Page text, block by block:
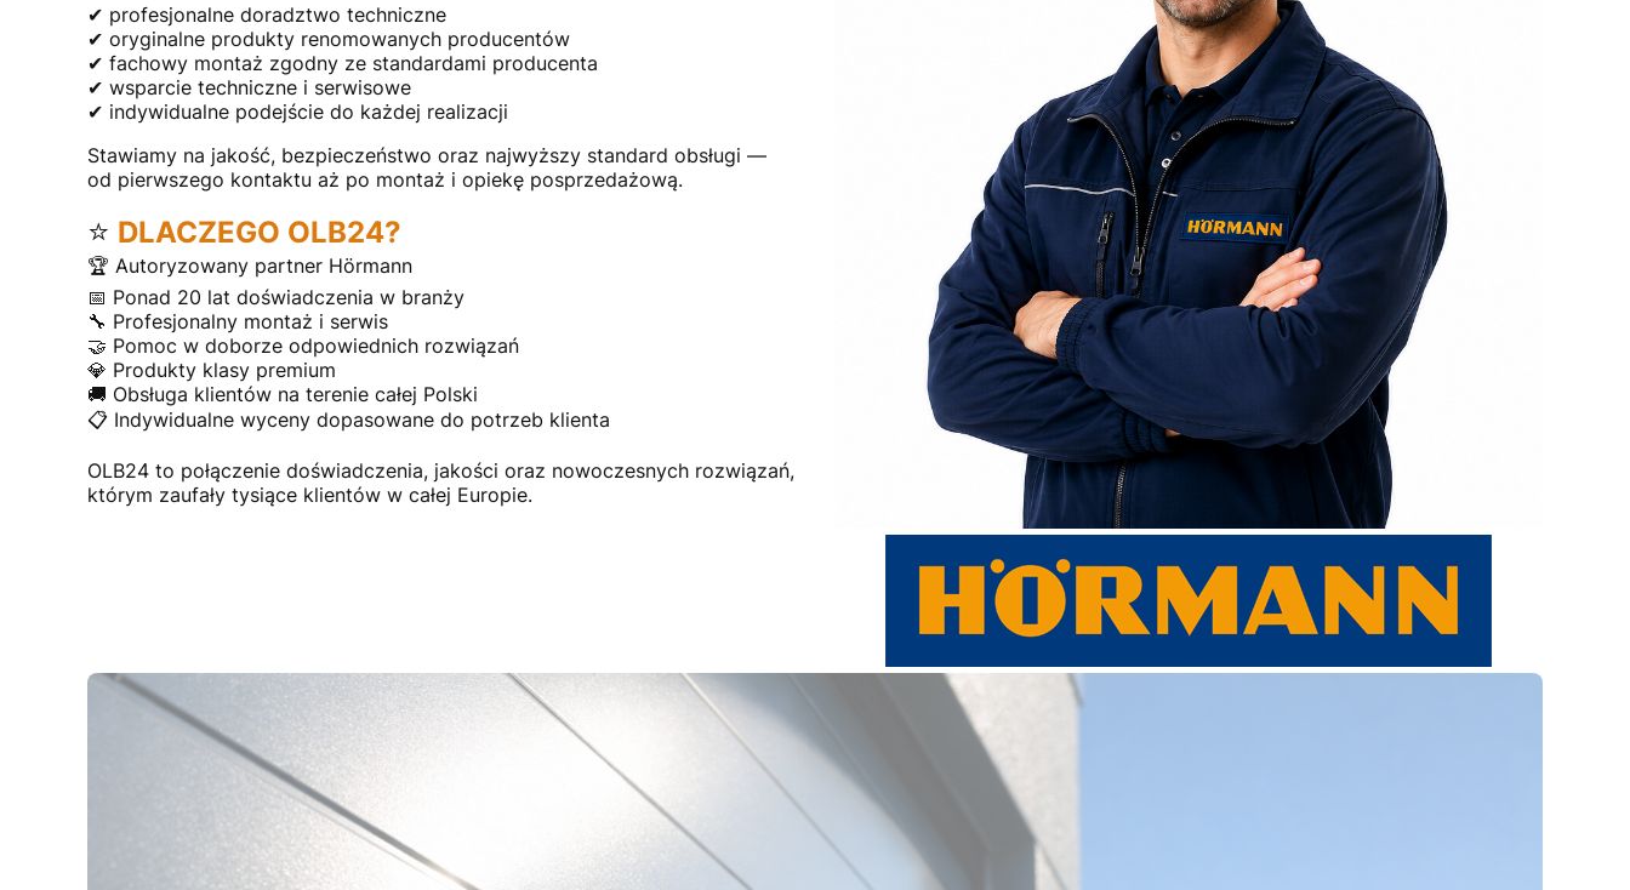
✔ profesjonalne doradztwo techniczne
✔ oryginalne produkty renomowanych producentów
✔ fachowy montaż zgodny ze standardami producenta
✔ wsparcie techniczne i serwisowe
✔ indywidualne podejście do każdej realizacji
Stawiamy na jakość, bezpieczeństwo oraz najwyższy standard obsługi —
od pierwszego kontaktu aż po montaż i opiekę posprzedażową.
⭐ DLACZEGO OLB24?
🏆 Autoryzowany partner Hörmann
📅 Ponad 20 lat doświadczenia w branży
🔧 Profesjonalny montaż i serwis
🤝 Pomoc w doborze odpowiednich rozwiązań
💎 Produkty klasy premium
🚚 Obsługa klientów na terenie całej Polski
📋 Indywidualne wyceny dopasowane do potrzeb klienta
OLB24 to połączenie doświadczenia, jakości oraz nowoczesnych rozwiązań,
którym zaufały tysiące klientów w całej Europie.